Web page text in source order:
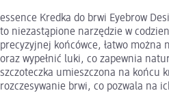
essence Kredka do brwi Eyebrow
to niezastąpione narzędzie w
precyzyjnej końcówce, łatwo można
oraz wypełnić luki, co zapewnia
szczoteczka umieszczona na końcu
rozczesywanie brwi, co pozwala na